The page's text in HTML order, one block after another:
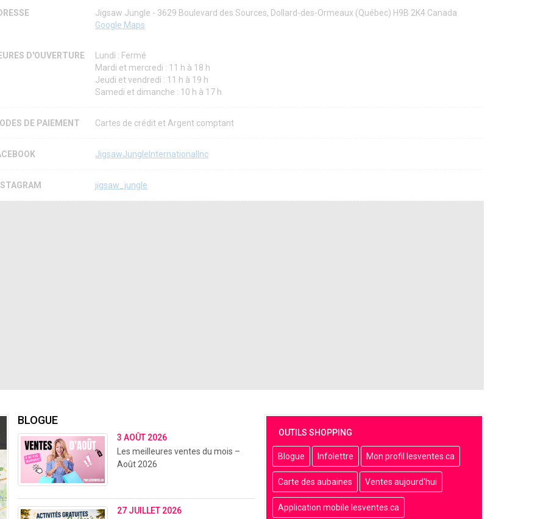
Jigsaw Jungle - 3629 Boulevard des Sources, Dollard-des-Ormeaux (Québec) H9B 2K4 Canada
Google Maps
D'OUVERTURE
Lundi : Fermé
Mardi et mercredi : 11 h à 18 h
Jeudi et vendredi : 11 h à 19 h
Samedi et dimanche : 10 h à 17 h
DE PAIEMENT Cartes de crédit et Argent comptant
JigsawJungleInternationalInc
jigsaw_jungle
OUTILS SHOPPING
Blogue Infolettre Mon profil lesventes.ca
Carte des aubaines Ventes aujourd'hui
Application mobile lesventes.ca
BLOGUE
3 AOÛT 2026
Les meilleures ventes du mois –
Août 2026
27 JUILLET 2026